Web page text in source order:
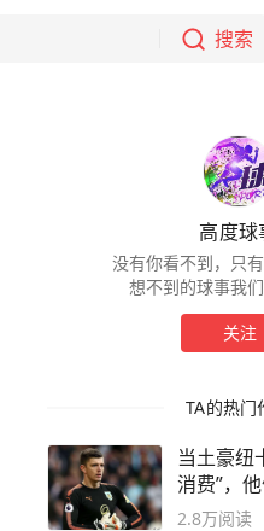
搜索
高度球
没有你看不到，只
想不到的球事我们
关注
TA的热门
当土豪纽
消费”，
待了
2.8万阅读